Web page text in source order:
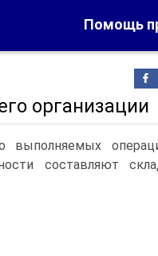
Помощь
организации
выполняемых
составляют